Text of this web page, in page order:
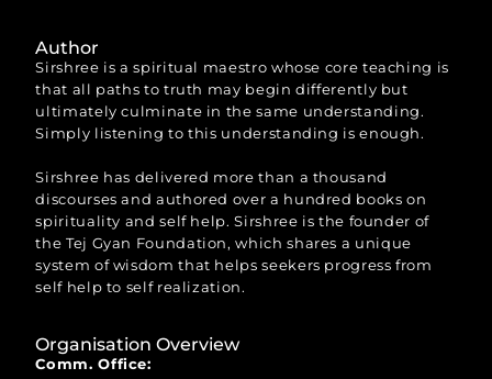
Author
Sirshree is a spiritual maestro whose core teaching is
that all paths to truth may begin differently but
ultimately culminate in the same understanding.
Simply listening to this understanding is enough.
Sirshree has delivered more than a thousand
discourses and authored over a hundred books on
spirituality and self help. Sirshree is the founder of
the Tej Gyan Foundation, which shares a unique
system of wisdom that helps seekers progress from
self help to self realization.
Organisation Overview
Comm. Office: